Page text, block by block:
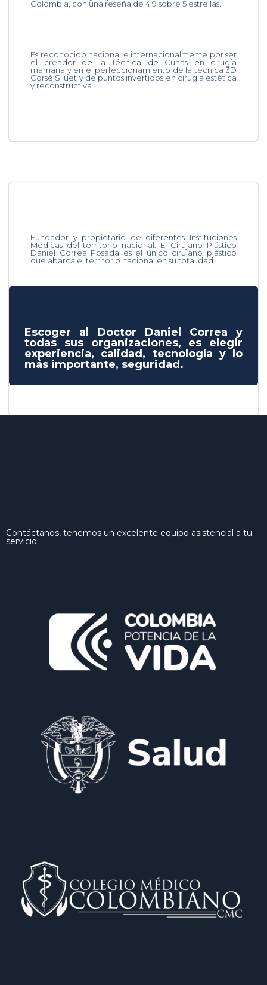
Colombia, con una reseña de 4.9 sobre 5 estrellas.
Es reconocido nacional e internacionalmente por ser
el creador de la Técnica de Cuñas en cirugía
mamaria y en el perfeccionamiento de la técnica 3D
Corsé Siluet y de puntos invertidos en cirugía estética
y reconstructiva.
Fundador y propietario de diferentes Instituciones
Médicas del territorio nacional. El Cirujano Plástico
Daniel Correa Posada es el único cirujano plástico
que abarca el territorio nacional en su totalidad
Escoger al Doctor Daniel Correa y
todas sus organizaciones, es elegir
experiencia, calidad, tecnología y lo
más importante, seguridad.
Contáctanos, tenemos un excelente equipo asistencial a tu
servicio.